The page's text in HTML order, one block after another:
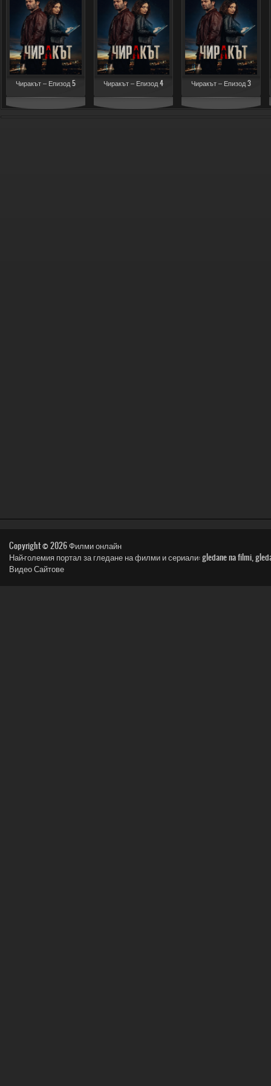
Чиракът – Епизод 5 Чиракът – Епизод 4 Чиракът – Епизод 3
Copyright © 2026Филми онлайн
Най-големия портал за гледане на филми и сериали: gledane na filmi,
Видео Сайтове